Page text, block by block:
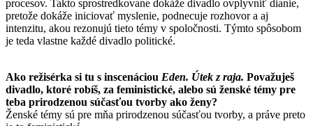
procesov. Takto sprostredkovane dokáže divadlo ovplyvniť dianie,
pretože dokáže iniciovať myslenie, podnecuje rozhovor a aj
intenzitu, akou rezonujú tieto témy v spoločnosti. Týmto spôsobom
je teda vlastne každé divadlo politické.
Ako režisérka si tu s inscenáciou Eden. Útek z raja. Považuješ
divadlo, ktoré robíš, za feministické, alebo sú ženské témy pre
teba prirodzenou súčasťou tvorby ako ženy?
Ženské témy sú pre mňa prirodzenou súčasťou tvorby, a práve preto